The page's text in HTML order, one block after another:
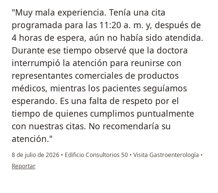
"Muy mala experiencia. Tenía una cita
programada para las 11:20 a. m. y, después de
4 horas de espera, aún no había sido atendida.
Durante ese tiempo observé que la doctora
interrumpió la atención para reunirse con
representantes comerciales de productos
médicos, mientras los pacientes seguíamos
esperando. Es una falta de respeto por el
tiempo de quienes cumplimos puntualmente
con nuestras citas. No recomendaría su
atención."
8 de julio de 2026 • Edificio Consultorios 50 • Visita Gastroenterología •
en opinión del usuario XIMENA REYES
Reportar